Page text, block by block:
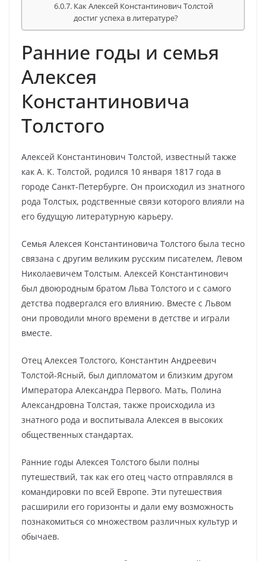
Как Алексей Константинович Толстой
достиг успеха в литературе?
Ранние годы и семья
Алексея
Константиновича
Толстого
Алексей Константинович Толстой, известный также
как А. К. Толстой, родился 10 января 1817 года в
городе Санкт-Петербурге. Он происходил из знатного
рода Толстых, родственные связи которого влияли на
его будущую литературную карьеру.
Семья Алексея Константиновича Толстого была тесно
связана с другим великим русским писателем, Левом
Николаевичем Толстым. Алексей Константинович
был двоюродным братом Льва Толстого и с самого
детства подвергался его влиянию. Вместе с Львом
они проводили много времени в детстве и играли
вместе.
Отец Алексея Толстого, Константин Андреевич
Толстой-Ясный, был дипломатом и близким другом
Императора Александра Первого. Мать, Полина
Александровна Толстая, также происходила из
знатного рода и воспитывала Алексея в высоких
общественных стандартах.
Ранние годы Алексея Толстого были полны
путешествий, так как его отец часто отправлялся в
командировки по всей Европе. Эти путешествия
расширили его горизонты и дали ему возможность
познакомиться со множеством различных культур и
обычаев.